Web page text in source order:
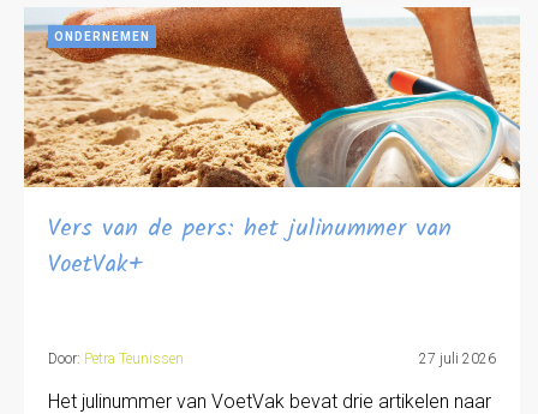
ONDERNEMEN
Vers van de pers: het julinummer van
VoetVak+
Door: Petra Teunissen 27 juli 2026
Het julinummer van VoetVak bevat drie artikelen naar